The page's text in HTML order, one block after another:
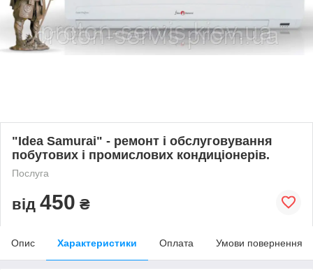
"Idea Samurai" - ремонт і обслуговування
побутових і промислових кондиціонерів.
Послуга
від 450 ₴
Опис Характеристики Оплата Умови повернення